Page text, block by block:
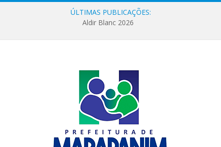
ÚLTIMAS PUBLICAÇÕES:
Aldir Blanc 2026